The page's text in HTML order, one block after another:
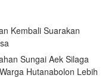
Kembali Suarakan
Sungai Aek Silaga
Hutanabolon Lebih